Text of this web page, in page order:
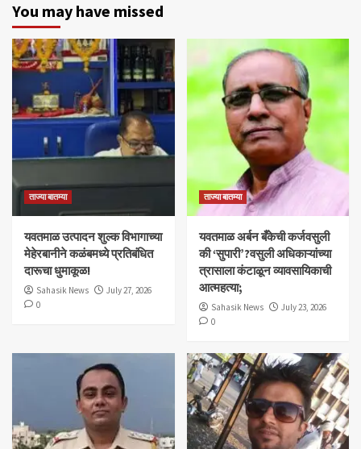
You may have missed
ताज्या बातम्या
यवतमाळ उत्पादन शुल्क विभागाच्या
मेहेरबानीने कळंबमध्ये प्रतिबंधित
दारूचा धुमाकूळ!
Sahasik News
July 27, 2026
0
ताज्या बातम्या
​यवतमाळ अर्बन बँकेची कर्जवसुली
की ‘सुपारी’?वसुली अधिकाऱ्यांच्या
त्रासाला कंटाळून व्यावसायिकाची
आत्महत्या;
Sahasik News
July 23, 2026
0